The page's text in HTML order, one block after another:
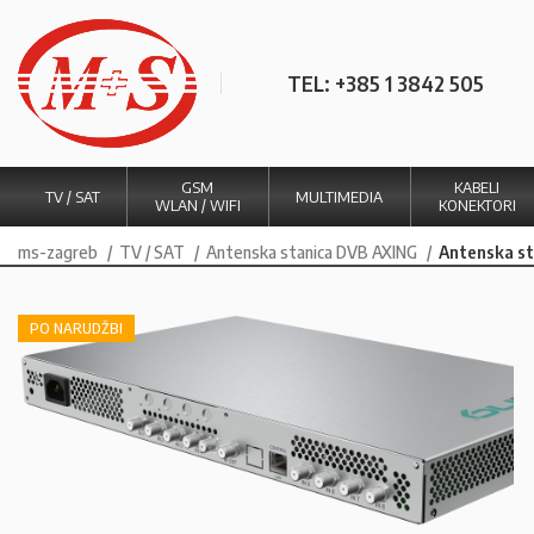
TEL: +385 1 3842 505
TV / SAT
GSM
WLAN / WIFI
MULTIMEDIA
KABELI
KONEKTORI
ms-zagreb TV / SAT Antenska stanica DVB AXING Antenska
PO NARUDŽBI